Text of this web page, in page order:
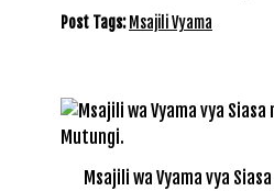
Post Tags: Msajili Vyama
Msajili wa Vyama vya